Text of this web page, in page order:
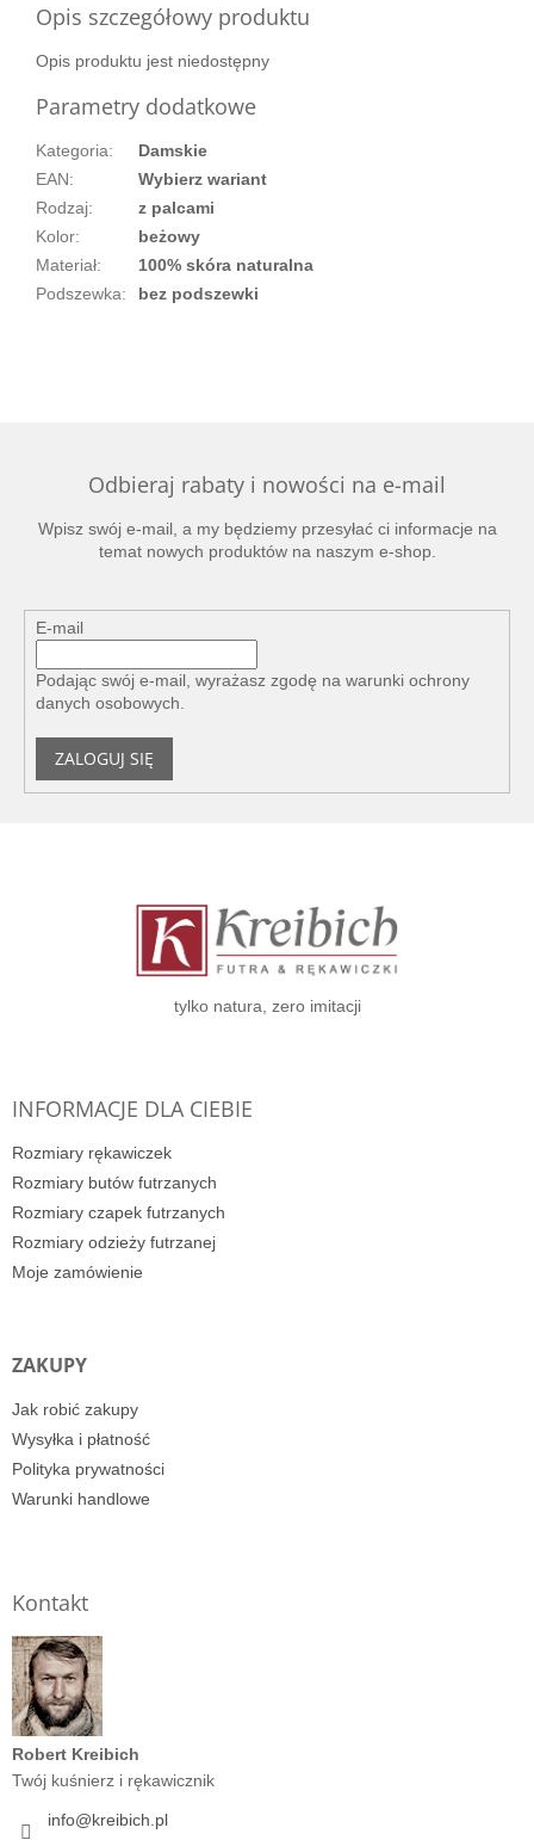
Opis szczegółowy produktu
Opis produktu jest niedostępny
Parametry dodatkowe
Kategoria:
Damskie
EAN:
Wybierz wariant
Rodzaj:
z palcami
Kolor:
beżowy
Materiał:
100% skóra naturalna
Podszewka: bez podszewki
Odbieraj rabaty i nowości na e-mail
Wpisz swój e-mail, a my będziemy przesyłać ci informacje na
temat nowych produktów na naszym e-shop.
E-mail
Podając swój e-mail, wyrażasz zgodę na warunki ochrony
danych osobowych
ZALOGUJ SIĘ
tylko natura, zero imitacji
INFORMACJE DLA CIEBIE
Rozmiary rękawiczek
Rozmiary butów futrzanych
Rozmiary czapek futrzanych
Rozmiary odzieży futrzanej
Moje zamówienie
ZAKUPY
Jak robić zakupy
Wysyłka i płatność
Polityka prywatności
Warunki handlowe
Kontakt
Robert Kreibich
Twój kuśnierz i rękawicznik
info@kreibich.pl